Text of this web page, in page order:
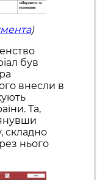
)
був
внесли в
Та,
складно
нього